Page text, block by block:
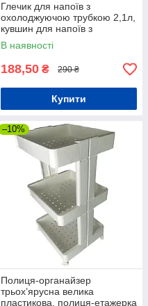
Глечик для напоїв з
охолоджуючою трубкою 2,1л,
кувшин для напоїв з
охолоджуючою трубкою 2,1л
В наявності
188,50 ₴ 290 ₴
Купити
–10%
Полиця-органайзер
трьох’ярусна велика
пластикова, полиця-етажерка